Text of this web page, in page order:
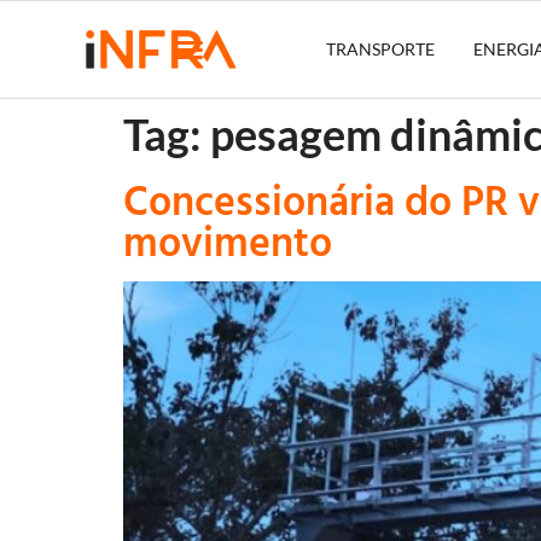
TRANSPORTE
Tag: pesagem
Concessionária do PR
movimento